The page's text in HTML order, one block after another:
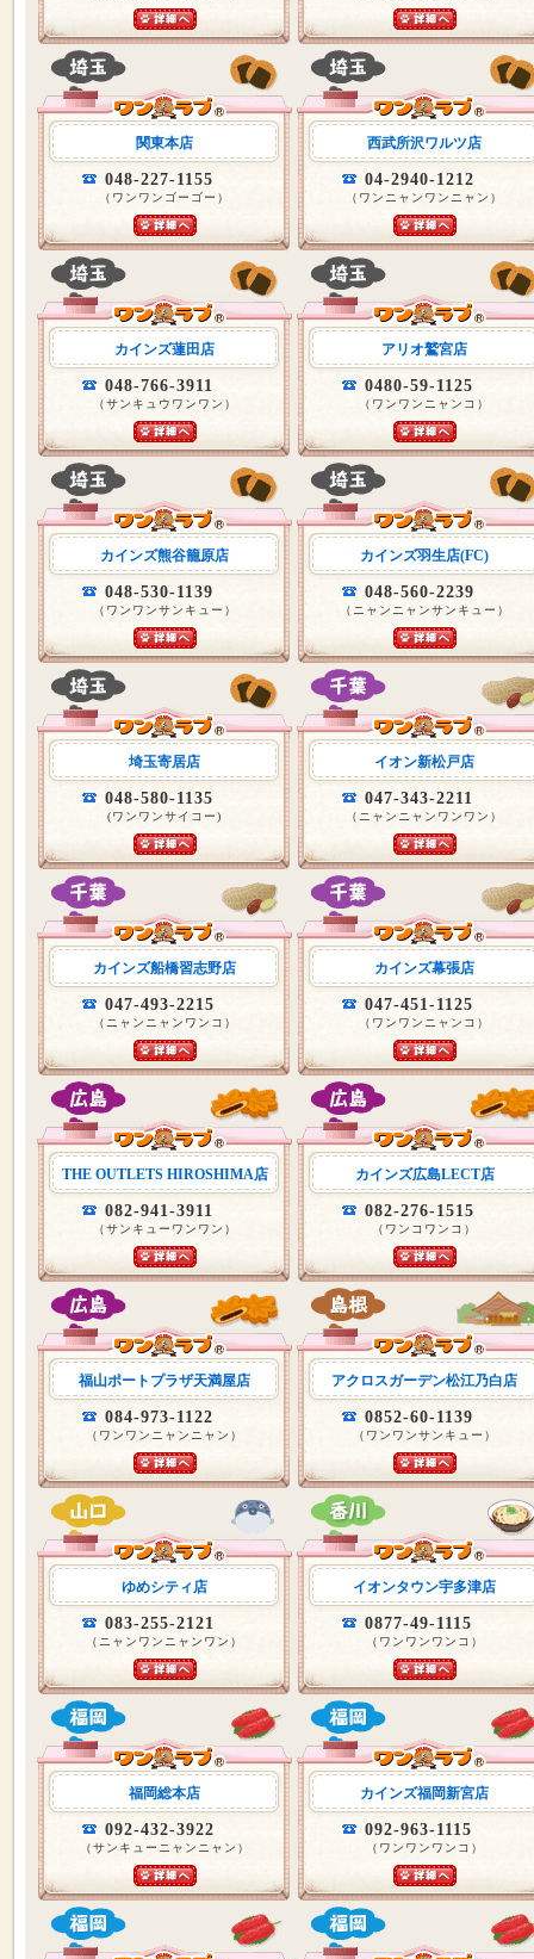
関東本店
048-227-1155
（ワンワンゴーゴー）
西武所沢ワルツ店
04-2940-1212
（ワンニャンワンニャン）
カインズ蓮田店
048-766-3911
（サンキュウワンワン）
アリオ鷲宮店
0480-59-1125
（ワンワンニャンコ）
カインズ熊谷籠原店
048-530-1139
（ワンワンサンキュー）
カインズ羽生店(FC)
048-560-2239
（ニャンニャンサンキュー）
埼玉寄居店
048-580-1135
(ワンワンサイコー)
イオン新松戸店
047-343-2211
（ニャンニャンワンワン）
カインズ船橋習志野店
047-493-2215
（ニャンニャンワンコ）
カインズ幕張店
047-451-1125
（ワンワンニャンコ）
THE OUTLETS HIROSHIMA店
082-941-3911
（サンキューワンワン）
カインズ広島LECT店
082-276-1515
（ワンコワンコ）
福山ポートプラザ天満屋店
084-973-1122
（ワンワンニャンニャン）
アクロスガーデン松江乃白店
0852-60-1139
（ワンワンサンキュー）
ゆめシティ店
083-255-2121
（ニャンワンニャンワン）
イオンタウン宇多津店
0877-49-1115
（ワンワンワンコ）
福岡総本店
092-432-3922
（サンキューニャンニャン）
カインズ福岡新宮店
092-963-1115
（ワンワンワンコ）